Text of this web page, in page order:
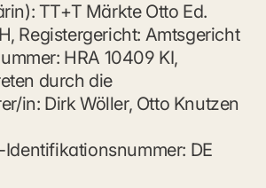
TT+T Märkte Otto Ed.
Registergericht: Amtsgericht
HRA 10409 KI,
durch die
in: Dirk Wöller, Otto Knutzen
DE